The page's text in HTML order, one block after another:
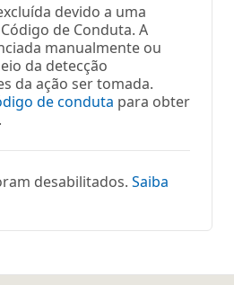
devido a uma
de Conduta. A
manualmente ou
da detecção
da ação ser tomada.
de conduta para obter
desabilitados. Saiba